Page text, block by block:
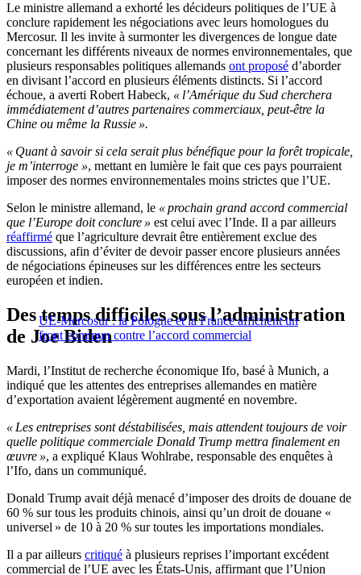
Le ministre allemand a exhorté les décideurs politiques de l’UE à
conclure rapidement les négociations avec leurs homologues du
Mercosur. Il les invite à surmonter les divergences de longue date
concernant les différents niveaux de normes environnementales, que
plusieurs responsables politiques allemands ont proposé d’aborder
en divisant l’accord en plusieurs éléments distincts. Si l’accord
échoue, a averti Robert Habeck, « l’Amérique du Sud cherchera
immédiatement d’autres partenaires commerciaux, peut-être la
Chine ou même la Russie ».
« Quant à savoir si cela serait plus bénéfique pour la forêt tropicale,
je m’interroge », mettant en lumière le fait que ces pays pourraient
imposer des normes environnementales moins strictes que l’UE.
Selon le ministre allemand, le « prochain grand accord commercial
que l’Europe doit conclure » est celui avec l’Inde. Il a par ailleurs
réaffirmé que l’agriculture devrait être entièrement exclue des
discussions, afin d’éviter de devoir passer encore plusieurs années
de négociations épineuses sur les différences entre les secteurs
européen et indien.
UE-Mercosur : la Pologne et la France affichent un
front commun contre l’accord commercial
Des temps difficiles sous l’administration
de Joe Biden
Mardi, l’Institut de recherche économique Ifo, basé à Munich, a
indiqué que les attentes des entreprises allemandes en matière
d’exportation avaient légèrement augmenté en novembre.
« Les entreprises sont déstabilisées, mais attendent toujours de voir
quelle politique commerciale Donald Trump mettra finalement en
œuvre », a expliqué Klaus Wohlrabe, responsable des enquêtes à
l’Ifo, dans un communiqué.
Donald Trump avait déjà menacé d’imposer des droits de douane de
60 % sur tous les produits chinois, ainsi qu’un droit de douane «
universel » de 10 à 20 % sur toutes les importations mondiales.
Il a par ailleurs critiqué à plusieurs reprises l’important excédent
commercial de l’UE avec les États-Unis, affirmant que l’Union